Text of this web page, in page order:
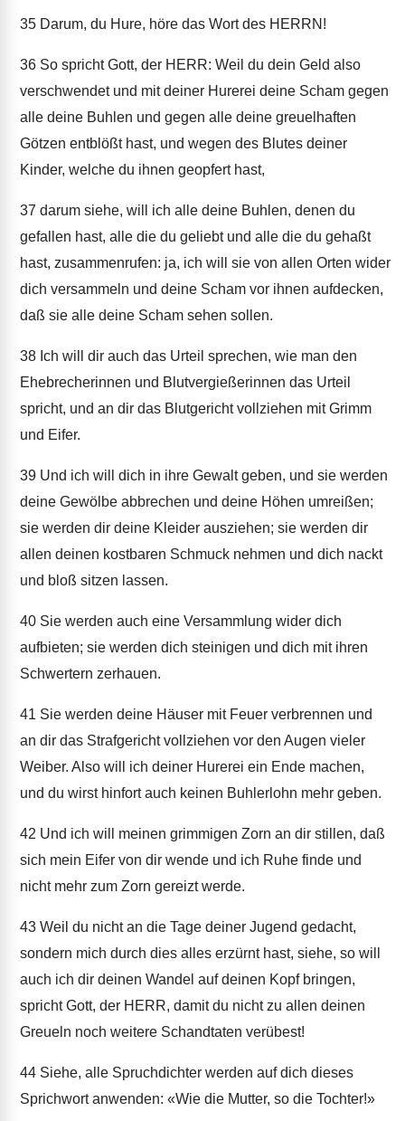
35 Darum, du Hure, höre das Wort des HERRN!
36 So spricht Gott, der HERR: Weil du dein Geld also
verschwendet und mit deiner Hurerei deine Scham gegen
alle deine Buhlen und gegen alle deine greuelhaften
Götzen entblößt hast, und wegen des Blutes deiner
Kinder, welche du ihnen geopfert hast,
37 darum siehe, will ich alle deine Buhlen, denen du
gefallen hast, alle die du geliebt und alle die du gehaßt
hast, zusammenrufen: ja, ich will sie von allen Orten wider
dich versammeln und deine Scham vor ihnen aufdecken,
daß sie alle deine Scham sehen sollen.
38 Ich will dir auch das Urteil sprechen, wie man den
Ehebrecherinnen und Blutvergießerinnen das Urteil
spricht, und an dir das Blutgericht vollziehen mit Grimm
und Eifer.
39 Und ich will dich in ihre Gewalt geben, und sie werden
deine Gewölbe abbrechen und deine Höhen umreißen;
sie werden dir deine Kleider ausziehen; sie werden dir
allen deinen kostbaren Schmuck nehmen und dich nackt
und bloß sitzen lassen.
40 Sie werden auch eine Versammlung wider dich
aufbieten; sie werden dich steinigen und dich mit ihren
Schwertern zerhauen.
41 Sie werden deine Häuser mit Feuer verbrennen und
an dir das Strafgericht vollziehen vor den Augen vieler
Weiber. Also will ich deiner Hurerei ein Ende machen,
und du wirst hinfort auch keinen Buhlerlohn mehr geben.
42 Und ich will meinen grimmigen Zorn an dir stillen, daß
sich mein Eifer von dir wende und ich Ruhe finde und
nicht mehr zum Zorn gereizt werde.
43 Weil du nicht an die Tage deiner Jugend gedacht,
sondern mich durch dies alles erzürnt hast, siehe, so will
auch ich dir deinen Wandel auf deinen Kopf bringen,
spricht Gott, der HERR, damit du nicht zu allen deinen
Greueln noch weitere Schandtaten verübest!
44 Siehe, alle Spruchdichter werden auf dich dieses
Sprichwort anwenden: «Wie die Mutter, so die Tochter!»